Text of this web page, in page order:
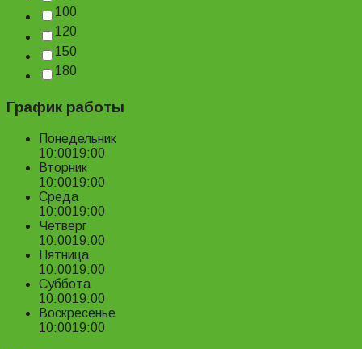
100
120
150
180
График работы
Понедельник
10:0019:00
Вторник
10:0019:00
Среда
10:0019:00
Четверг
10:0019:00
Пятница
10:0019:00
Суббота
10:0019:00
Воскресенье
10:0019:00